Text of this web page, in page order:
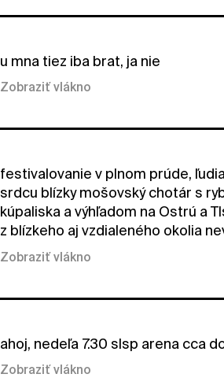
u mna tiez iba brat, ja nie
Zobraziť vlákno
festivalovanie v plnom prúde,
srdcu blízky mošovský chotár s
kúpaliska a výhľadom na Ostrú a
z blízkeho aj vzdialeného okolia
Zobraziť vlákno
ahoj, nedeľa 7.30 slsp arena cca
Zobraziť vlákno